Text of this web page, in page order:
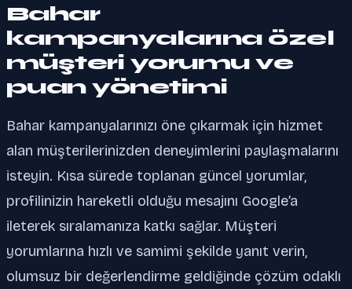
Bahar
kampanyalarına özel
müşteri yorumu ve
puan yönetimi
Bahar kampanyalarınızı öne çıkarmak için hizmet
alan müşterilerinizden deneyimlerini paylaşmalarını
isteyin. Kısa sürede toplanan güncel yorumlar,
profilinizin hareketli olduğu mesajını Google’a
ileterek sıralamanıza katkı sağlar. Müşteri
yorumlarına hızlı ve samimi şekilde yanıt verin,
olumsuz bir değerlendirme geldiğinde çözüm odaklı